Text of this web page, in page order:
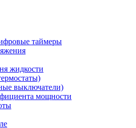
таймеры
жидкости
выключатели)
мощности